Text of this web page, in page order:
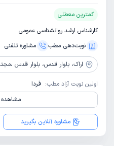
کمترین معطلی
کارشناس ارشد روانشناسی عمومی
نوبت‌دهی مطب
مشاوره‌ تلفنی
اراک، بلوار قدس، بلوار قدس ،مجتمع آسمان،
اولین نوبت آزاد مطب: فردا
مشاهده
مشاوره آنلاین بگیرید